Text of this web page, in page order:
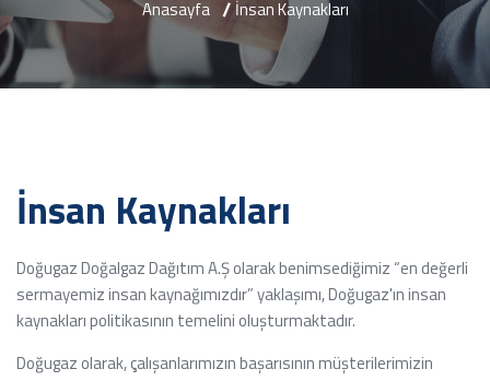
Anasayfa İnsan Kaynakları
İnsan Kaynakları
Doğugaz Doğalgaz Dağıtım A.Ş olarak benimsediğimiz “en değerli
sermayemiz insan kaynağımızdır” yaklaşımı, Doğugaz'ın insan
kaynakları politikasının temelini oluşturmaktadır.
Doğugaz olarak, çalışanlarımızın başarısının müşterilerimizin